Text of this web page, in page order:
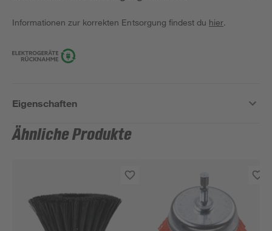
Informationen zur korrekten Entsorgung findest du hier.
Eigenschaften
Ähnliche Produkte